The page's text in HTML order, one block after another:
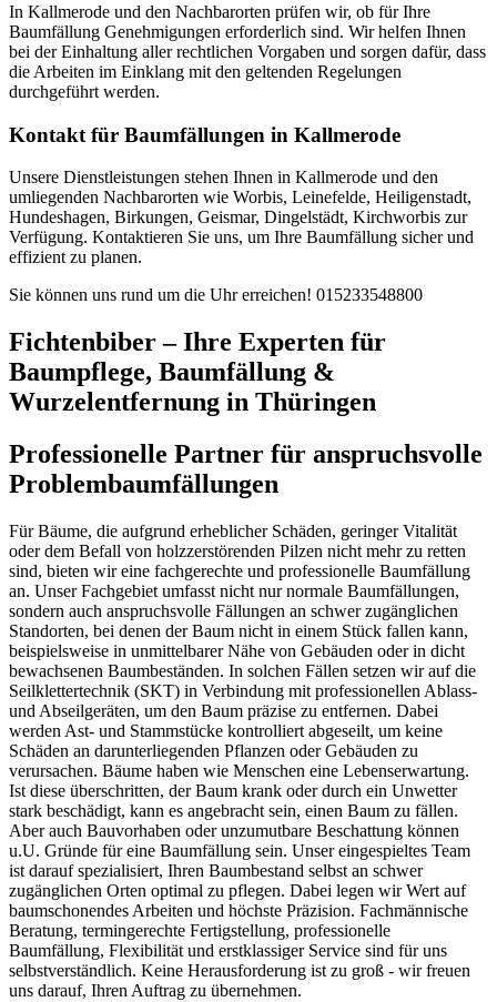
In Kallmerode und den Nachbarorten prüfen wir, ob für Ihre
Baumfällung Genehmigungen erforderlich sind. Wir helfen Ihnen
bei der Einhaltung aller rechtlichen Vorgaben und sorgen dafür, dass
die Arbeiten im Einklang mit den geltenden Regelungen
durchgeführt werden.
Kontakt für Baumfällungen in Kallmerode
Unsere Dienstleistungen stehen Ihnen in Kallmerode und den
umliegenden Nachbarorten wie Worbis, Leinefelde, Heiligenstadt,
Hundeshagen, Birkungen, Geismar, Dingelstädt, Kirchworbis zur
Verfügung. Kontaktieren Sie uns, um Ihre Baumfällung sicher und
effizient zu planen.
Sie können uns rund um die Uhr erreichen! 015233548800
Fichtenbiber – Ihre Experten für
Baumpflege, Baumfällung &
Wurzelentfernung in Thüringen
Professionelle Partner für anspruchsvolle
Problembaumfällungen
Für Bäume, die aufgrund erheblicher Schäden, geringer Vitalität
oder dem Befall von holzzerstörenden Pilzen nicht mehr zu retten
sind, bieten wir eine fachgerechte und professionelle Baumfällung
an. Unser Fachgebiet umfasst nicht nur normale Baumfällungen,
sondern auch anspruchsvolle Fällungen an schwer zugänglichen
Standorten, bei denen der Baum nicht in einem Stück fallen kann,
beispielsweise in unmittelbarer Nähe von Gebäuden oder in dicht
bewachsenen Baumbeständen. In solchen Fällen setzen wir auf die
Seilklettertechnik (SKT) in Verbindung mit professionellen Ablass-
und Abseilgeräten, um den Baum präzise zu entfernen. Dabei
werden Ast- und Stammstücke kontrolliert abgeseilt, um keine
Schäden an darunterliegenden Pflanzen oder Gebäuden zu
verursachen. Bäume haben wie Menschen eine Lebenserwartung.
Ist diese überschritten, der Baum krank oder durch ein Unwetter
stark beschädigt, kann es angebracht sein, einen Baum zu fällen.
Aber auch Bauvorhaben oder unzumutbare Beschattung können
u.U. Gründe für eine Baumfällung sein. Unser eingespieltes Team
ist darauf spezialisiert, Ihren Baumbestand selbst an schwer
zugänglichen Orten optimal zu pflegen. Dabei legen wir Wert auf
baumschonendes Arbeiten und höchste Präzision. Fachmännische
Beratung, termingerechte Fertigstellung, professionelle
Baumfällung, Flexibilität und erstklassiger Service sind für uns
selbstverständlich. Keine Herausforderung ist zu groß - wir freuen
uns darauf, Ihren Auftrag zu übernehmen.